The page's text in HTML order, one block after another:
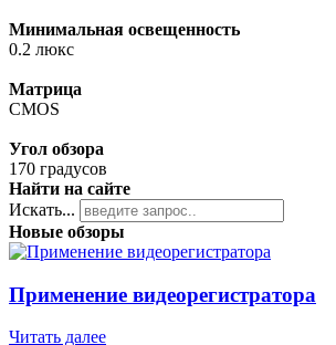
Минимальная освещенность
0.2 люкс
Матрица
CMOS
Угол обзора
170 градусов
Найти на сайте
Искать...
Новые обзоры
Применение видеорегистратора
Читать далее